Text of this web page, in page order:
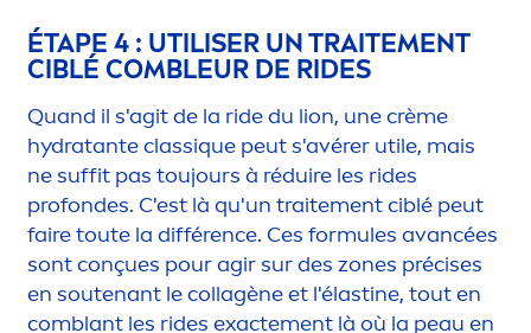
ÉTAPE 4 : UTILISER UN TRAITEMENT
CIBLÉ COMBLEUR DE RIDES
Quand il s'agit de la ride du lion, une crème
hydratante classique peut s'avérer utile, mais
ne suffit pas toujours à réduire les rides
profondes. C'est là qu'un traitement ciblé peut
faire toute la différence. Ces formules avancées
sont conçues pour agir sur des zones précises
en soutenant le collagène et l'élastine, tout en
comblant les rides exactement là où la peau en